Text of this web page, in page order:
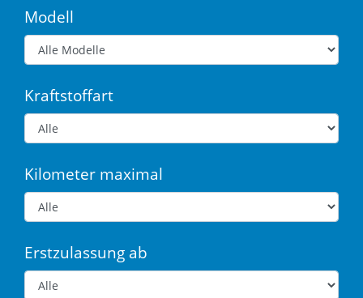
Modell
Kraftstoffart
Kilometer maximal
Erstzulassung ab